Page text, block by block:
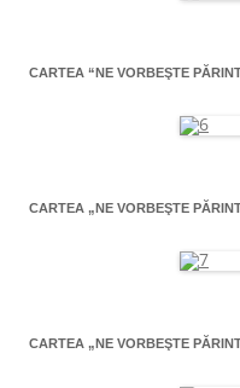
CARTEA “NE VORBEŞTE
CARTEA „NE VORBEŞTE
CARTEA „NE VORBEŞTE